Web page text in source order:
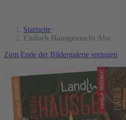
Startseite
Einfach Hausgemacht Abo
Zum Ende der Bildergalerie springen